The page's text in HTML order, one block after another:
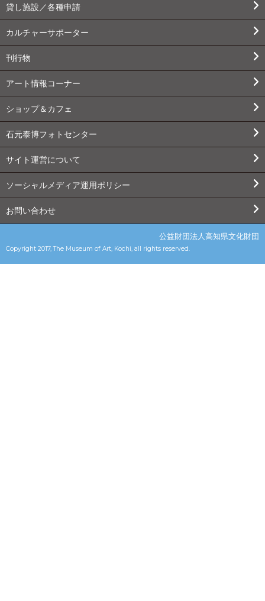
貸し施設／各種申請
カルチャーサポーター
刊行物
アート情報コーナー
ショップ＆カフェ
石元泰博フォトセンター
サイト運営について
ソーシャルメディア運用ポリシー
お問い合わせ
Copyright 2017, The Museum of Art, Kochi, all rights reserved.
公益財団法人高知県文化財団